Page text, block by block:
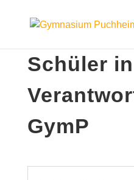
Schüler in
GymP